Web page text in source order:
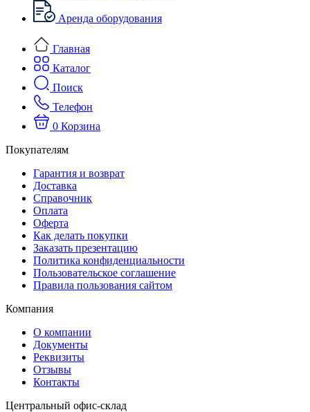
Аренда оборудования
Главная
Каталог
Поиск
Телефон
0 Корзина
Покупателям
Гарантия и возврат
Доставка
Справочник
Оплата
Оферта
Как делать покупки
Заказать презентацию
Политика конфиденциальности
Пользовательское соглашение
Правила пользования сайтом
Компания
О компании
Документы
Реквизиты
Отзывы
Контакты
Центральный офис-склад